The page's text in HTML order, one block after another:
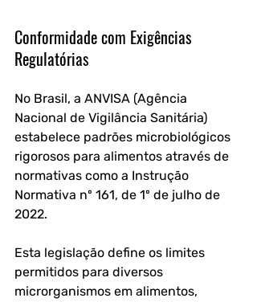
Conformidade com Exigências
Regulatórias
No Brasil, a ANVISA (Agência
Nacional de Vigilância Sanitária)
estabelece padrões microbiológicos
rigorosos para alimentos através de
normativas como a Instrução
Normativa nº 161, de 1º de julho de
2022.
Esta legislação define os limites
permitidos para diversos
microrganismos em alimentos,